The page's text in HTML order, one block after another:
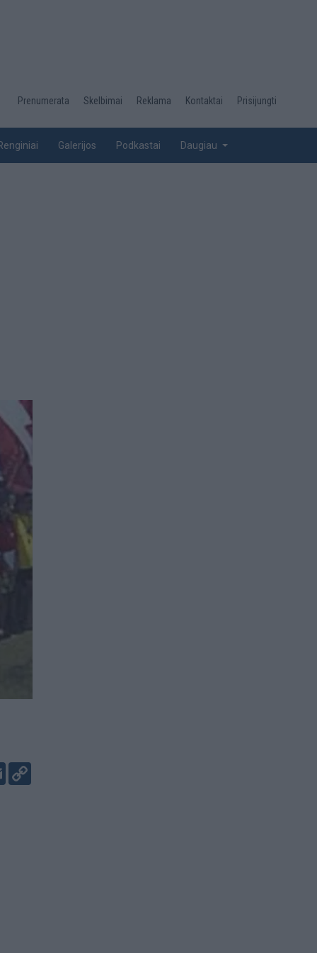
Desktop
top
Prenumerata Skelbimai Reklama Kontaktai Prisijungti
Galerijos Podkastai Daugiau
Email